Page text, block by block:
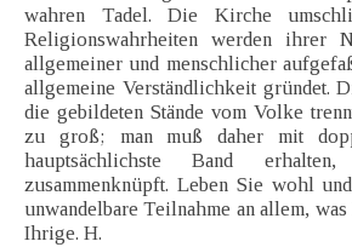
wahren Tadel. Die Kirche
Religionswahrheiten werden ihrer
allgemeiner und menschlicher
allgemeine Verständlichkeit gründet.
die gebildeten Stände vom Volke
zu groß; man muß daher mit
hauptsächlichste Band
zusammenknüpft. Leben Sie wohl
unwandelbare Teilnahme an allem,
Ihrige. H.